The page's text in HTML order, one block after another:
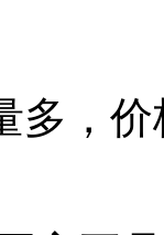
多，